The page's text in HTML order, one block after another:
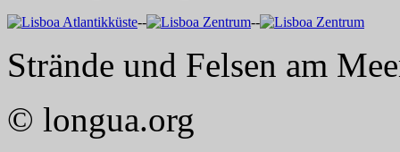
-- --
Strände und Felsen am
© longua.org